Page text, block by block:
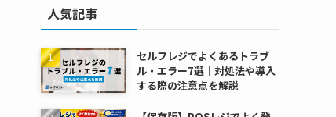
人気記事
セルフレジでよくあるトラブ
ル・エラー7選｜対処法や導入
する際の注意点を解説